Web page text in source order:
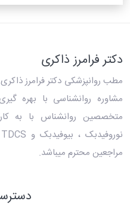
دکتر فرامرز ذاکری
مطب روانپزشکی دکتر فرامرز ذاکری
مشاوره روانشناسی با بهره
متخصصین روانشناس با به
مراجعین محترم میباشد.